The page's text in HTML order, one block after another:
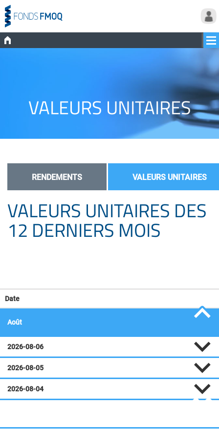
VALEURS UNITAIRES
RENDEMENTS VALEURS UNITAIRES
VALEURS UNITAIRES DES
12 DERNIERS MOIS
Date
Août
2026-08-06
2026-08-05
2026-08-04